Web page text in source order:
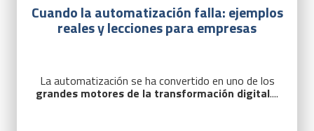
Cuando la automatización falla: ejemplos
reales y lecciones para empresas
Laautomatización se ha convertido en uno de los
grandes motores de la transformación digital....